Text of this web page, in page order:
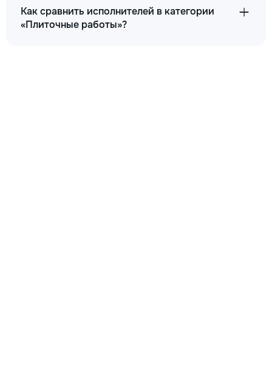
Как сравнить исполнителей в категории
«Плиточные работы»?